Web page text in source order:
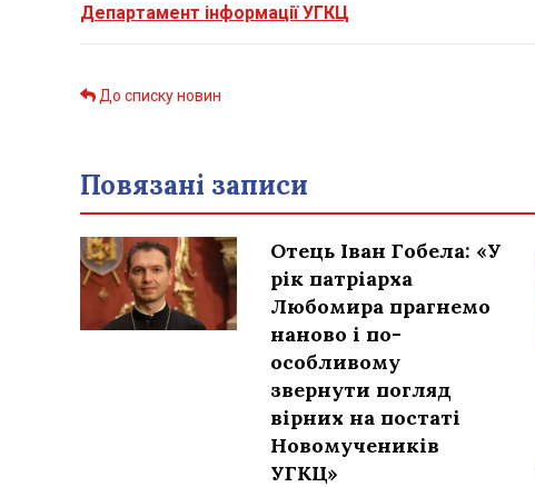
Департамент інформації УГКЦ
До списку новин
Повязані записи
Отець Іван Гобела: «У
рік патріарха
Любомира прагнемо
наново і по-
особливому
звернути погляд
вірних на постаті
Новомучеників
УГКЦ»